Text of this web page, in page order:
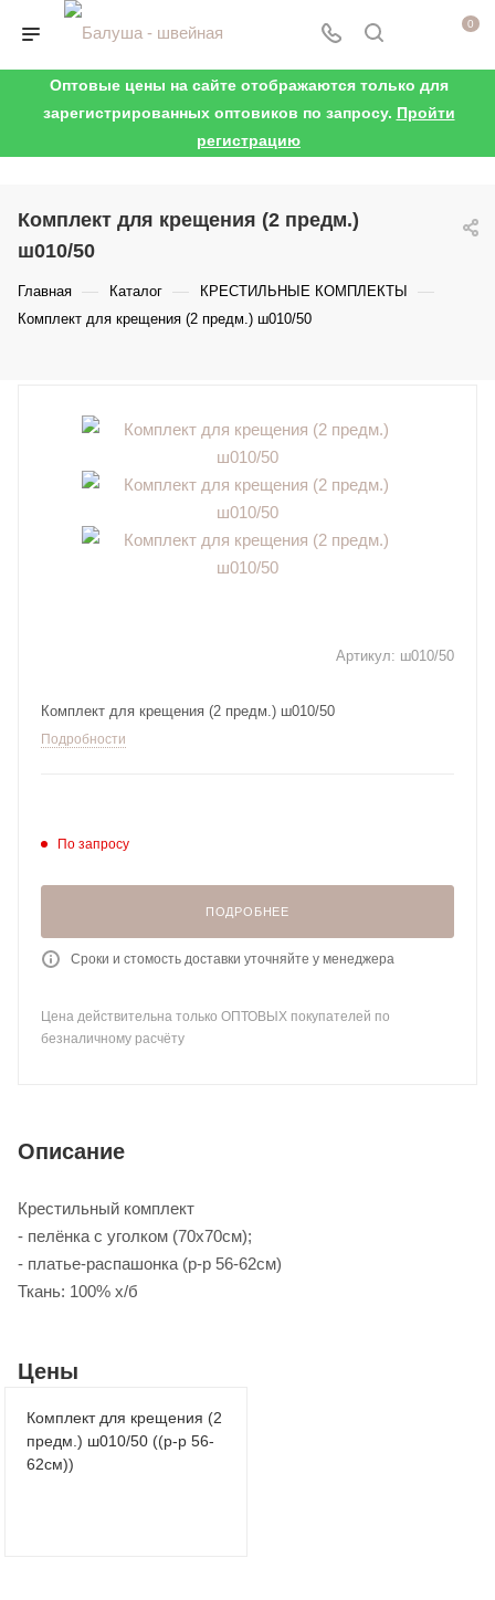
0
Оптовые цены на сайте отображаются только для
зарегистрированных оптовиков по запросу. Пройти
регистрацию
Комплект для крещения (2 предм.)
ш010/50
Главная — Каталог — КРЕСТИЛЬНЫЕ КОМПЛЕКТЫ —
Комплект для крещения (2 предм.) ш010/50
Артикул: ш010/50
Комплект для крещения (2 предм.) ш010/50
Подробности
По запросу
ПОДРОБНЕЕ
Сроки и стомость доставки уточняйте у менеджера
Цена действительна только ОПТОВЫХ покупателей по
безналичному расчёту
Описание
Крестильный комплект
- пелёнка с уголком (70х70см);
- платье-распашонка (р-р 56-62см)
Ткань: 100% х/б
Цены
Комплект для крещения (2
предм.) ш010/50 ((р-р 56-
62см))